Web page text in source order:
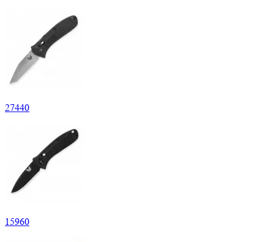
27440
15960